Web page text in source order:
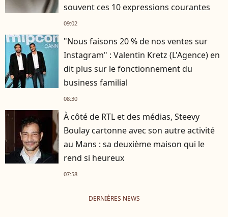
souvent ces 10 expressions courantes
09:02
"Nous faisons 20 % de nos ventes sur
Instagram" : Valentin Kretz (L'Agence) en
dit plus sur le fonctionnement du
business familial
08:30
À côté de RTL et des médias, Steevy
Boulay cartonne avec son autre activité
au Mans : sa deuxième maison qui le
rend si heureux
07:58
DERNIÈRES NEWS